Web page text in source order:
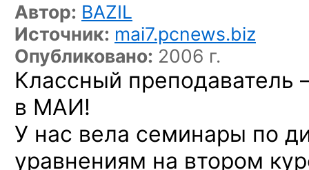
Автор: BAZIL
Источник: mai7.pcnews.biz
Опубликовано: 2006 г.
Классный
в МАИ!
У нас вела семинары по
уравнениям на втором